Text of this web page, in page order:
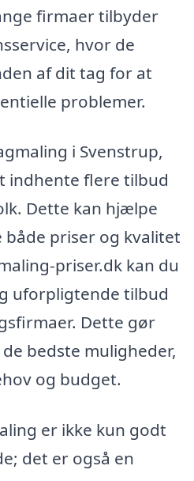
firmaer tilbyder
hvor de
af dit tag for at
problemer.
i Svenstrup,
indhente flere tilbud
Dette kan hjælpe
priser og kvalitet
priser.dk kan du
uforpligtende tilbud
Dette gør
bedste muligheder,
og budget.
er ikke kun godt
det er også en